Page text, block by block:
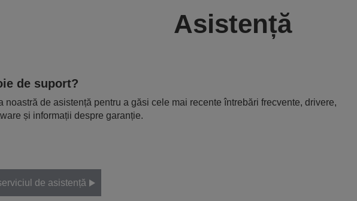
Asistență
de suport?
noastră de asistență pentru a găsi cele mai recente întrebări frecvente, drivere,
și informații despre garanție.
de asistență